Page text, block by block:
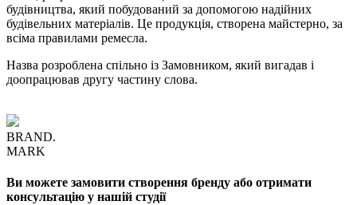
будівництва, який побудований за допомогою надійних
будівельних матеріалів. Це продукція, створена майстерно, за
всіма правилами ремесла.
Назва розроблена спільно із Замовником, який вигадав і
доопрацював другу частину слова.
BRAND.
MARK
Ви можете замовити створення бренду або отримати
консультацію у нашій студії